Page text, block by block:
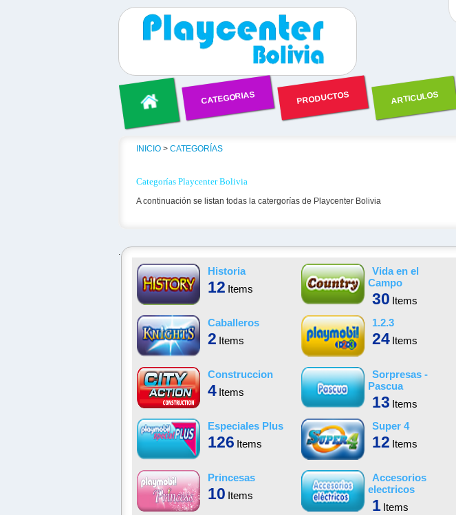
CATEGORIAS PRODUCTOS ARTICULOS
INICIO > CATEGORÍAS
Categorías Playcenter Bolivia
A continuación se listan todas la catergorías de Playcenter Bolivia
.
Historia
12 Items
Vida en el
Campo
30 Items
Caballeros
2 Items
1.2.3
24 Items
Construccion
4 Items
Sorpresas -
Pascua
13 Items
Especiales Plus
126 Items
Super 4
12 Items
Princesas
10 Items
Accesorios
electricos
1 Items